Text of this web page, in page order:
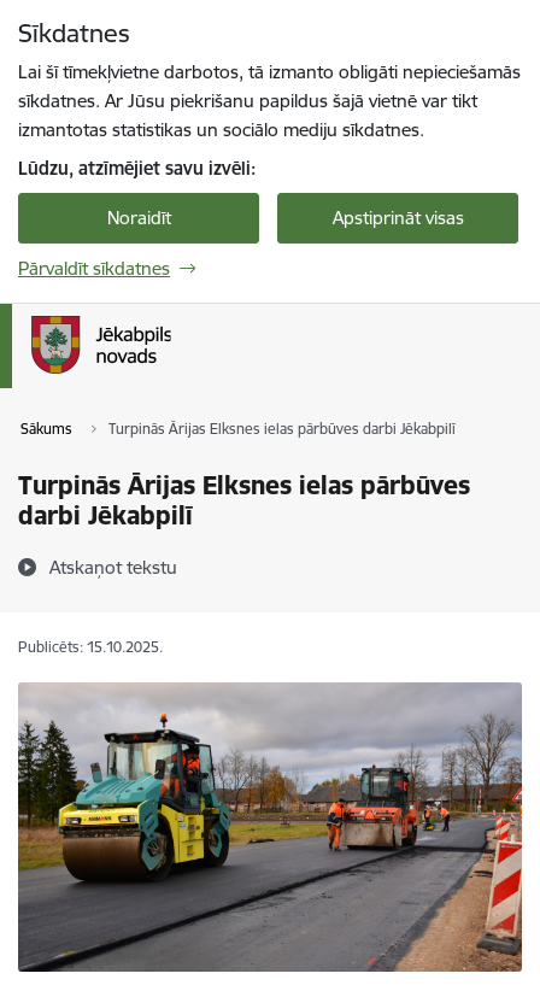
Sīkdatnes
Lai šī tīmekļvietne darbotos, tā izmanto obligāti nepieciešamās
sīkdatnes. Ar Jūsu piekrišanu papildus šajā vietnē var tikt
izmantotas statistikas un sociālo mediju sīkdatnes.
Lūdzu, atzīmējiet savu izvēli:
Noraidīt Apstiprināt visas
Pārvaldīt sīkdatnes
Sākums Turpinās Ārijas Elksnes ielas pārbūves darbi Jēkabpilī
Turpinās Ārijas Elksnes ielas pārbūves
darbi Jēkabpilī
Atskaņot tekstu
Publicēts: 15.10.2025.